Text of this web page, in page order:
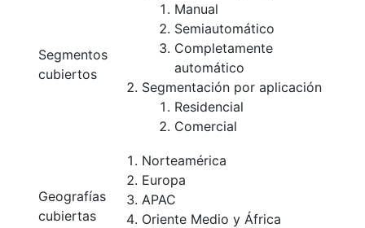
Segmentos
cubiertos
Manual
Semiautomático
Completamente
automático
Segmentación por aplicación
Residencial
Comercial
Geografías
cubiertas
Norteamérica
Europa
APAC
Oriente Medio y África